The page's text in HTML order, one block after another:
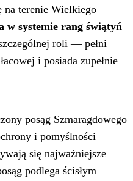
na terenie Wielkiego
w systemie rang świątyń
roli — pełni
i posiada zupełnie
posąg Szmaragdowego
i pomyślności
się najważniejsze
podlega ścisłym